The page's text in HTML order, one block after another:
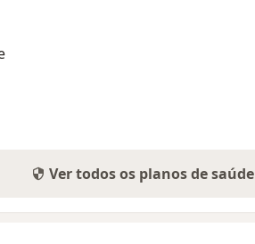
Ver todos os planos de saúde